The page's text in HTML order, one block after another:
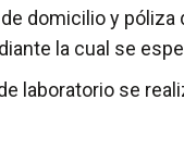
domicilio y
la cual se
laboratorio se